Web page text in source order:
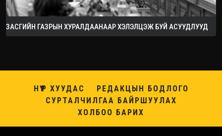
ЗАСГИЙН ГАЗРЫН ХУРАЛДААНААР ХЭЛЭЛЦЭЖ БУЙ АСУУДЛУУД
НҮҮР ХУУДАС
РЕДАКЦЫН БОДЛОГО
СУРТАЛЧИЛГАА БАЙРШУУЛАХ
ХОЛБОО БАРИХ